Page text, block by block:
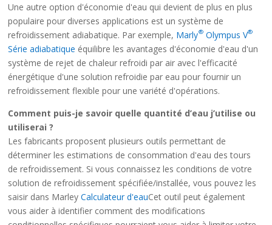
Une autre option d'économie d'eau qui devient de plus en plus
populaire pour diverses applications est un système de
refroidissement adiabatique. Par exemple, Marly®Olympus V®
Série adiabatique équilibre les avantages d'économie d'eau d'un
système de rejet de chaleur refroidi par air avec l'efficacité
énergétique d'une solution refroidie par eau pour fournir un
refroidissement flexible pour une variété d'opérations.
Comment puis-je savoir quelle quantité d’eau j’utilise ou
utiliserai ?
Les fabricants proposent plusieurs outils permettant de
déterminer les estimations de consommation d'eau des tours
de refroidissement. Si vous connaissez les conditions de votre
solution de refroidissement spécifiée/installée, vous pouvez les
saisir dans MarleyCalculateur d'eauCet outil peut également
vous aider à identifier comment des modifications